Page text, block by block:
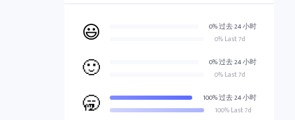
😃
0% 过去 24 小时
0% Last 7d
🙂
0% 过去 24 小时
0% Last 7d
🥱
100% 过去 24 小时
100% Last 7d